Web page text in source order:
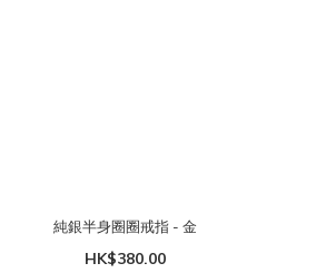
純銀半身圈圈戒指 - 金
HK$380.00